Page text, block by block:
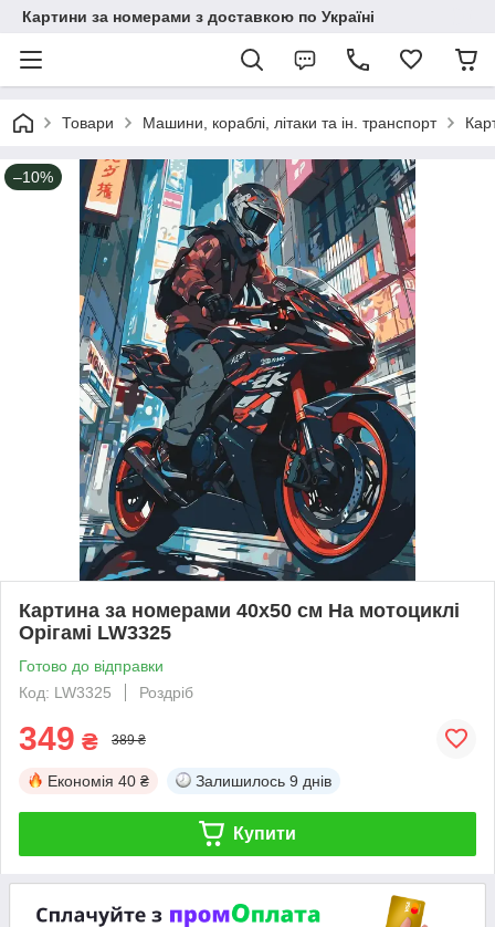
Картини за номерами з доставкою по Україні
Товари Машини, кораблі, літаки та ін. транспорт
–10%
Картина за номерами 40х50 см На мотоциклі
Орігамі LW3325
Готово до відправки
Код: LW3325
Роздріб
349 ₴ 389 ₴
Економія 40 ₴ Залишилось 9 днів
Купити